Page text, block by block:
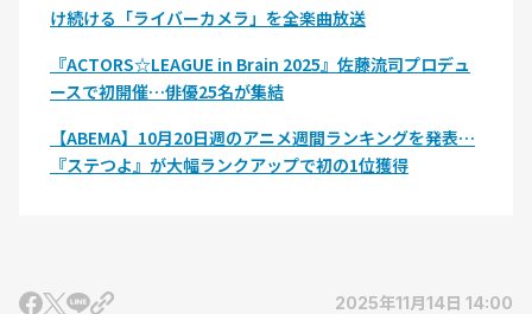
け続ける「ライバーカメラ」を全楽曲放送
『ACTORS☆LEAGUE in Brain 2025』佐藤流司プロデュ
ースで初開催…俳優25名が集結
【ABEMA】10月20日週のアニメ週間ランキングを発表…
『ステつよ』が大幅ランクアップで初の1位獲得
2025年11月14日 14:00